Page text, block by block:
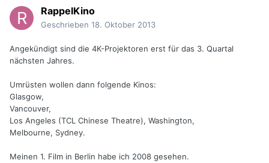
RappelKino
Geschrieben 18. Oktober 2013
Angekündigt sind die 4K-Projektoren erst für das 3. Quartal
nächsten Jahres.
Umrüsten wollen dann folgende Kinos:
Glasgow,
Vancouver,
Los Angeles (TCL Chinese Theatre), Washington,
Melbourne, Sydney.
Meinen 1. Film in Berlin habe ich 2008 gesehen.